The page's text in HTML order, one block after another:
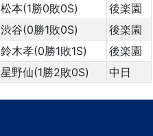
松本(1勝0敗0S)
後楽園
渋谷(0勝1敗0S)
後楽園
鈴木孝(0勝1敗1S)
後楽園
星野仙(1勝2敗0S) 中日